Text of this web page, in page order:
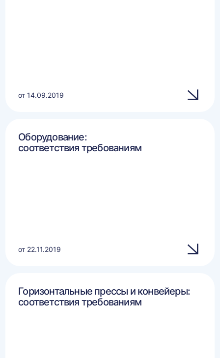
от 14.09.2019
Оборудование:
соответствия требованиям
от 22.11.2019
Горизонтальные прессы и конвейеры:
соответствия требованиям